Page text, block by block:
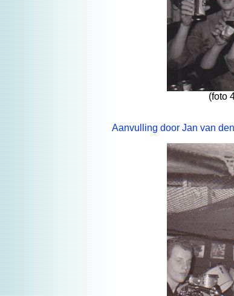
(foto
Aanvulling door Jan van